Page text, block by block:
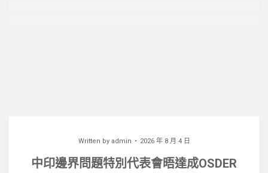
Written by admin 2026 年 8 月 4 日
中印邊界問題特別代表會晤達成OSDER